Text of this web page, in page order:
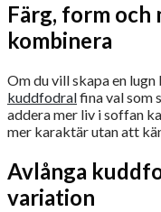
Färg, form
kombinera
Om du vill skapa en lugn
kuddfodralfina val som
addera mer liv i soffan
mer karaktär utan att
Avlånga
variation